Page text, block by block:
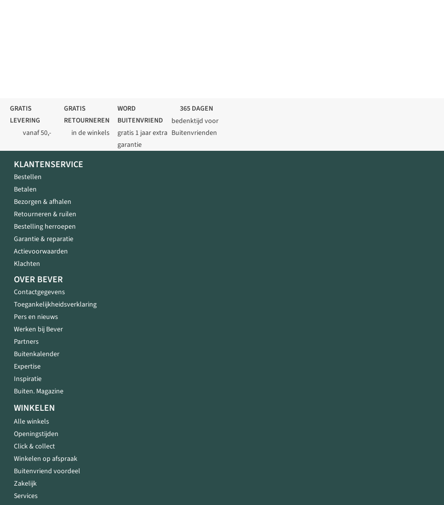
GRATIS
LEVERING
vanaf 50,-
GRATIS
RETOURNEREN
in de winkels
WORD
BUITENVRIEND
gratis 1 jaar extra
garantie
365 DAGEN
bedenktijd voor
Buitenvrienden
KLANTENSERVICE
Bestellen
Betalen
Bezorgen & afhalen
Retourneren & ruilen
Bestelling herroepen
Garantie & reparatie
Actievoorwaarden
Klachten
OVER BEVER
Contactgegevens
Toegankelijkheidsverklaring
Pers en nieuws
Werken bij Bever
Partners
Buitenkalender
Expertise
Inspiratie
Buiten. Magazine
WINKELEN
Alle winkels
Openingstijden
Click & collect
Winkelen op afspraak
Buitenvriend voordeel
Zakelijk
Services